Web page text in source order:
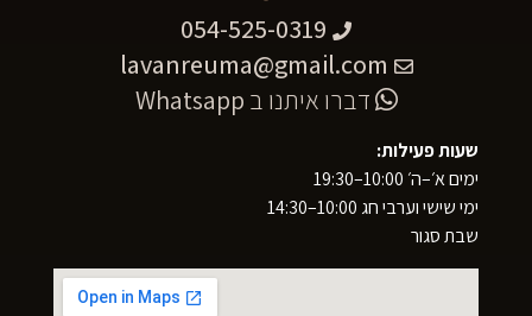
054-525-0319
lavanreuma@gmail.com
דברו איתנו ב Whatsapp
שעות פעילות:
ימים א׳–ה׳ 10:00–19:30
ימי שישי וערבי חג 10:00–14:30
שבת סגור